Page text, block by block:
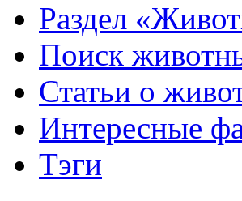
Раздел
Поиск
Статьи о
Интересные
Тэги